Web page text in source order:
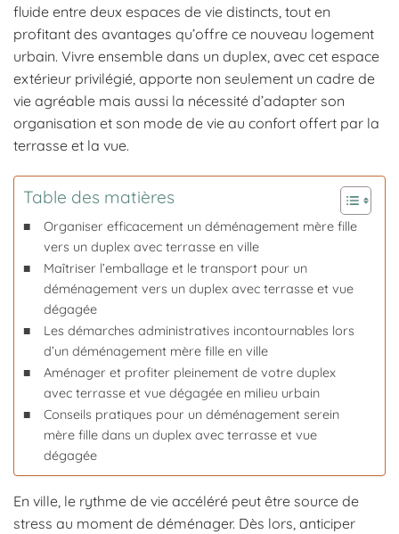
fluide entre deux espaces de vie distincts, tout en
profitant des avantages qu’offre ce nouveau logement
urbain. Vivre ensemble dans un duplex, avec cet espace
extérieur privilégié, apporte non seulement un cadre de
vie agréable mais aussi la nécessité d’adapter son
organisation et son mode de vie au confort offert par la
terrasse et la vue.
Table des matières
Organiser efficacement un déménagement mère fille
vers un duplex avec terrasse en ville
Maîtriser l’emballage et le transport pour un
déménagement vers un duplex avec terrasse et vue
dégagée
Les démarches administratives incontournables lors
d’un déménagement mère fille en ville
Aménager et profiter pleinement de votre duplex
avec terrasse et vue dégagée en milieu urbain
Conseils pratiques pour un déménagement serein
mère fille dans un duplex avec terrasse et vue
dégagée
En ville, le rythme de vie accéléré peut être source de
stress au moment de déménager. Dès lors, anticiper